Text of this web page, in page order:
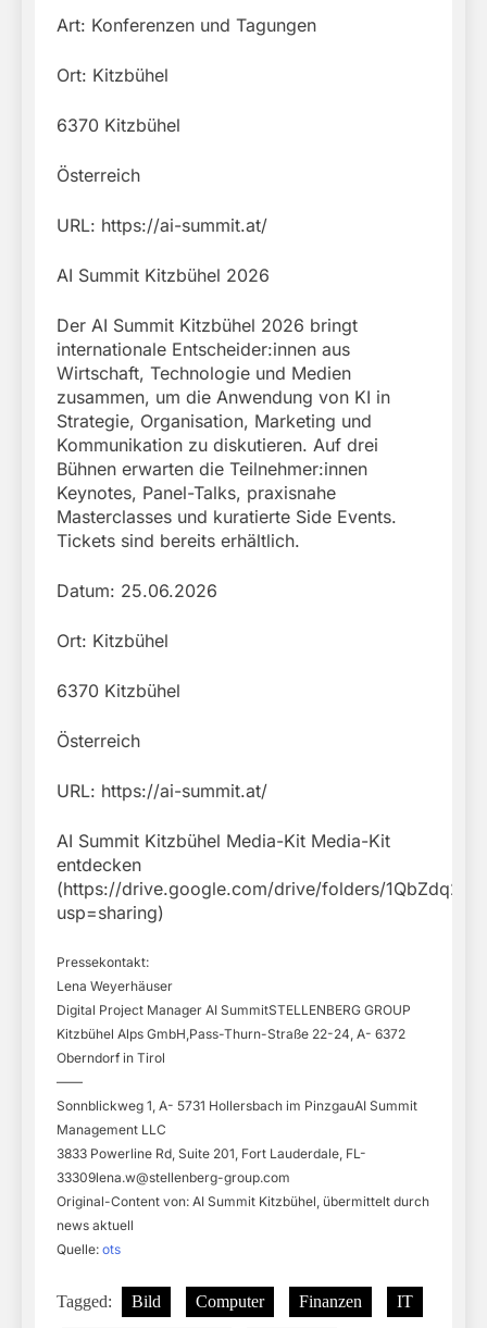
Art: Konferenzen und Tagungen
Ort: Kitzbühel
6370 Kitzbühel
Österreich
URL: https://ai-summit.at/
AI Summit Kitzbühel 2026
Der AI Summit Kitzbühel 2026 bringt
internationale Entscheider:innen aus
Wirtschaft, Technologie und Medien
zusammen, um die Anwendung von KI in
Strategie, Organisation, Marketing und
Kommunikation zu diskutieren. Auf drei
Bühnen erwarten die Teilnehmer:innen
Keynotes, Panel-Talks, praxisnahe
Masterclasses und kuratierte Side Events.
Tickets sind bereits erhältlich.
Datum: 25.06.2026
Ort: Kitzbühel
6370 Kitzbühel
Österreich
URL: https://ai-summit.at/
AI Summit Kitzbühel Media-Kit Media-Kit
entdecken
(https://drive.google.com/drive/folders/
usp=sharing)
Pressekontakt:
Lena Weyerhäuser
Digital Project Manager AI SummitSTELLENBERG GROUP
Kitzbühel Alps GmbH,Pass-Thurn-Straße 22-24, A- 6372
Oberndorf in Tirol
——
Sonnblickweg 1, A- 5731 Hollersbach im PinzgauAI Summit
Management LLC
3833 Powerline Rd, Suite 201, Fort Lauderdale, FL-
33309lena.w@stellenberg-group.com
Original-Content von: AI Summit Kitzbühel, übermittelt durch
news aktuell
Quelle: ots
Tagged: Bild Computer Finanzen IT